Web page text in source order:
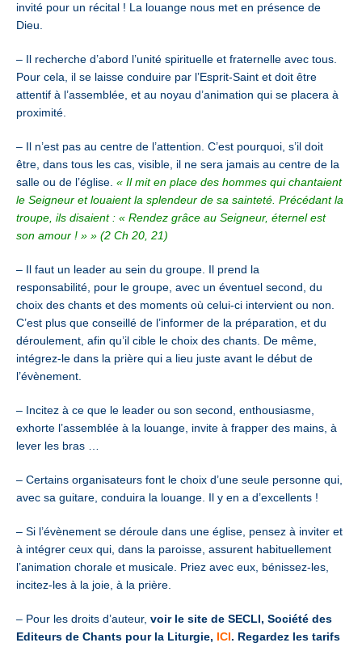
invité pour un récital ! La louange nous met en présence de
Dieu.
– Il recherche d’abord l’unité spirituelle et fraternelle avec tous.
Pour cela, il se laisse conduire par l’Esprit-Saint et doit être
attentif à l’assemblée, et au noyau d’animation qui se placera à
proximité.
– Il n’est pas au centre de l’attention. C’est pourquoi, s’il doit
être, dans tous les cas, visible, il ne sera jamais au centre de la
salle ou de l’église. « Il mit en place des hommes qui chantaient
le Seigneur et louaient la splendeur de sa sainteté. Précédant la
troupe, ils disaient : « Rendez grâce au Seigneur, éternel est
son amour ! » » (2 Ch 20, 21)
– Il faut un leader au sein du groupe. Il prend la
responsabilité, pour le groupe, avec un éventuel second, du
choix des chants et des moments où celui-ci intervient ou non.
C’est plus que conseillé de l’informer de la préparation, et du
déroulement, afin qu’il cible le choix des chants. De même,
intégrez-le dans la prière qui a lieu juste avant le début de
l’évènement.
– Incitez à ce que le leader ou son second, enthousiasme,
exhorte l’assemblée à la louange, invite à frapper des mains, à
lever les bras …
– Certains organisateurs font le choix d’une seule personne qui,
avec sa guitare, conduira la louange. Il y en a d’excellents !
– Si l’évènement se déroule dans une église, pensez à inviter et
à intégrer ceux qui, dans la paroisse, assurent habituellement
l’animation chorale et musicale. Priez avec eux, bénissez-les,
incitez-les à la joie, à la prière.
– Pour les droits d’auteur, voir le site de SECLI, Société des
Editeurs de Chants pour la Liturgie, ICI. Regardez les tarifs